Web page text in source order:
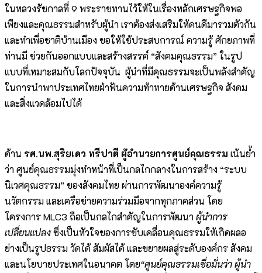
ในหลวงรัชกาลที่ 9 พระราชทานไว้ให้ในเรื่องหลักเศรษฐกิจพอ
เพียงและคุณธรรมสำหรับผู้นำ เราต้องส่งเสริมให้คนดีมารวมตัวกัน
และทำเพื่อชาติบ้านเมือง ขอให้ใช้ประสบการณ์ ความรู้ ศักยภาพที่
ท่านมี ช่วยกันออกแบบและสร้างสรรค์ “สังคมคุณธรรม” ในรูป
แบบที่เหมาะสมกับโลกปัจจุบัน ผู้นำที่มีคุณธรรมจะเป็นพลังสำคัญ
ในการนำพาประเทศไทยฝ่าฟันความท้าทายด้านเศรษฐกิจ สังคม
และสิ่งแวดล้อมไปได้
ด้าน รศ.นพ.สุริยเดว ทรีปาตี ผู้อำนวยการศูนย์คุณธรรม เน้นย้ำ
ว่า ศูนย์คุณธรรมมุ่งทำหน้าที่เป็นกลไกกลางในการสร้าง “ระบบ
นิเวศคุณธรรม” ของสังคมไทย ผ่านการพัฒนาองค์ความรู้
นวัตกรรม และเครือข่ายความร่วมมือจากทุกภาคส่วน โดย
โครงการ MLC3 ถือเป็นกลไกสำคัญในการพัฒนาผู้นำการ
เปลี่ยนแปลงซึ่งเป็นหัวใจของการขับเคลื่อนคุณธรรมให้เกิดผลอ
ย่างเป็นรูปธรรม วัดได้ สัมผัสได้ และขยายผลสู่ระดับองค์กร สังคม
และนโยบายประเทศในอนาคต โดย“ศูนย์คุณธรรมเชื่อมั่นว่า ผู้นำ